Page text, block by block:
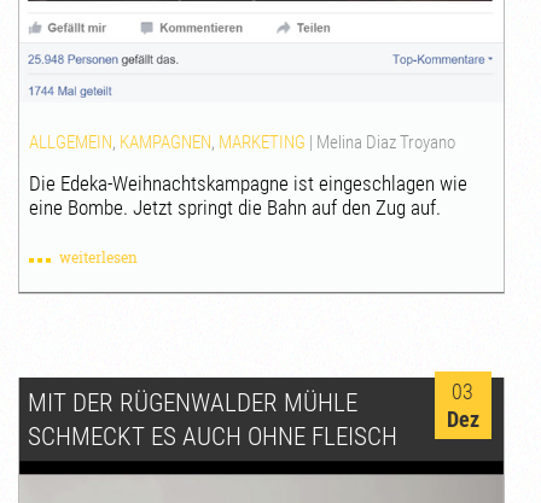
ALLGEMEIN, KAMPAGNEN, MARKETING Melina Diaz Troyano
Die Edeka-Weihnachtskampagne ist eingeschlagen wie
eine Bombe. Jetzt springt die Bahn auf den Zug auf.
weiterlesen
MIT DER RÜGENWALDER MÜHLE
SCHMECKT ES AUCH OHNE FLEISCH
03
Dez